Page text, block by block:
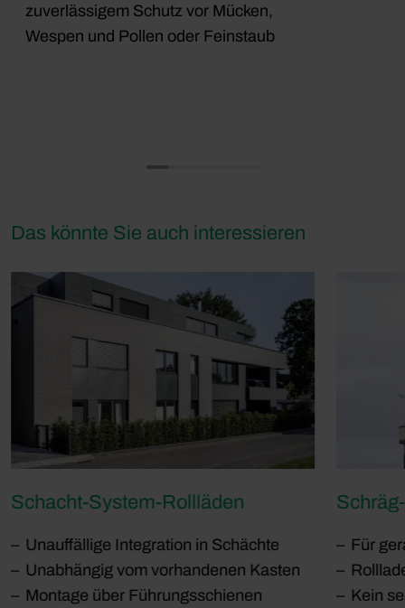
zuverlässigem Schutz vor Mücken,
Wespen und Pollen oder Feinstaub
Das könnte Sie auch interessieren
Schacht-System-Rollläden
Unauffällige Integration in Schächte
Unabhängig vom vorhandenen Kasten
Montage über Führungsschienen
Für
Kein